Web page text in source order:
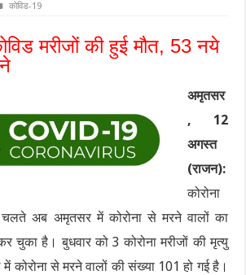
कोविड-19
मरीजों की हुई मौत, 53 नये
अमृतसर
, 12
अगस्त
(राजन):
कोरोना
अब अमृतसर में कोरोना से मरने वालों का
चुका है। बुधवार को 3 कोरोना मरीजों की मृत्यु
से मरने वालों की संख्या 101 हो गई है।